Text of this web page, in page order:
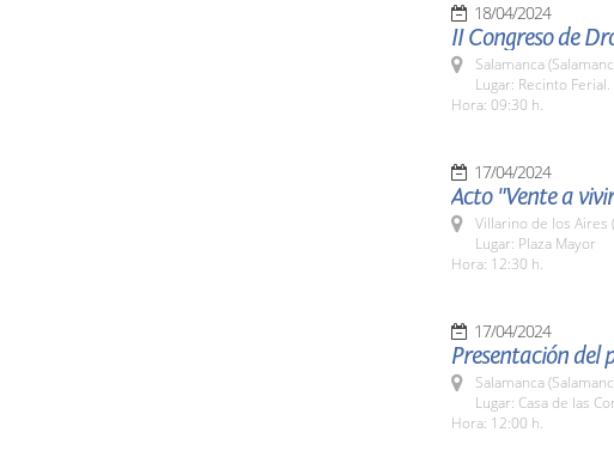
18/04/2024
II Congreso de
Salamanca
Lugar: Recinto
Hora: 09:30 h.
17/04/2024
Acto "Vente a
Villarino de los Aires
Lugar: Plaza Mayor
Hora: 12:30 h.
17/04/2024
Presentación del
Salamanca
Lugar: Casa de las
Hora: 12:00 h.